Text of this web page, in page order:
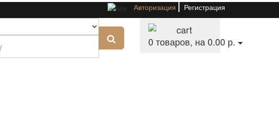
Авторизация Регистрация
0 товаров, на 0.00 р.